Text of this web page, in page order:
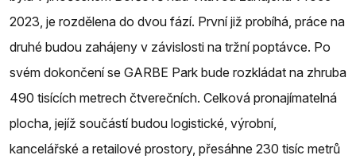
2023, je rozdělena do dvou fází. První již probíhá, práce na
druhé budou zahájeny v závislosti na tržní poptávce. Po
svém dokončení se GARBE Park bude rozkládat na zhruba
490 tisících metrech čtverečních. Celková pronajímatelná
plocha, jejíž součástí budou logistické, výrobní,
kancelářské a retailové prostory, přesáhne 230 tisíc metrů